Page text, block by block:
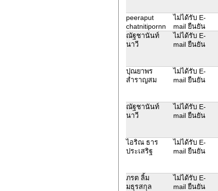
peeraput
chatnitipornn
ไม่ได้รับ E-
mail ยืนยัน
ณัฐชานันท์
นาวี
ไม่ได้รับ E-
mail ยืนยัน
ปุณยาพร
สำราญสม
ไม่ได้รับ E-
mail ยืนยัน
ณัฐชานันท์
นาวี
ไม่ได้รับ E-
mail ยืนยัน
ไอริณ ธาร
ประเสริฐ
ไม่ได้รับ E-
mail ยืนยัน
ภรต ลิ้ม
มธุรสกุล
ไม่ได้รับ E-
mail ยืนยัน